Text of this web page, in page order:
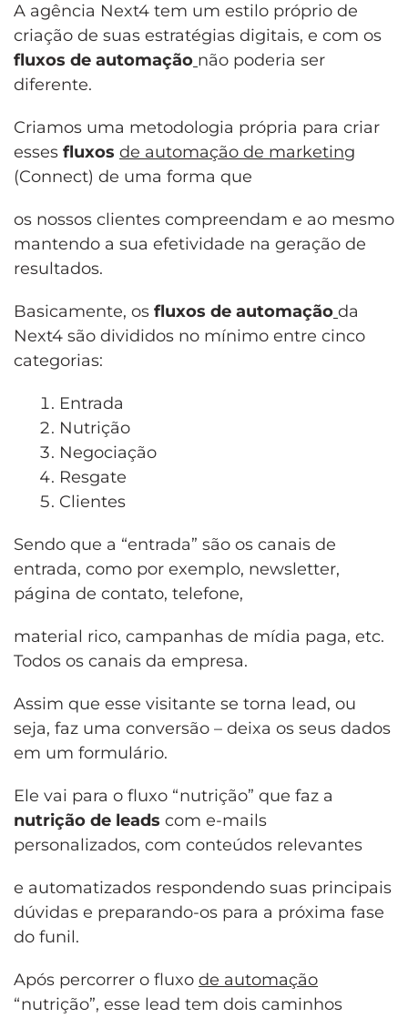
A agência Next4 tem um estilo próprio de
criação de suas estratégias digitais, e com os
fluxos de automação não poderia ser
diferente.
Criamos uma metodologia própria para criar
esses fluxos de automação de marketing
(Connect) de uma forma que
os nossos clientes compreendam e ao mesmo
mantendo a sua efetividade na geração de
resultados.
Basicamente, os fluxos de automação da
Next4 são divididos no mínimo entre cinco
categorias:
Entrada
Nutrição
Negociação
Resgate
Clientes
Sendo que a “entrada” são os canais de
entrada, como por exemplo, newsletter,
página de contato, telefone,
material rico, campanhas de mídia paga, etc.
Todos os canais da empresa.
Assim que esse visitante se torna lead, ou
seja, faz uma conversão – deixa os seus dados
em um formulário.
Ele vai para o fluxo “nutrição” que faz a
nutrição de leads com e-mails
personalizados, com conteúdos relevantes
e automatizados respondendo suas principais
dúvidas e preparando-os para a próxima fase
do funil.
Após percorrer o fluxo de automação
“nutrição”, esse lead tem dois caminhos